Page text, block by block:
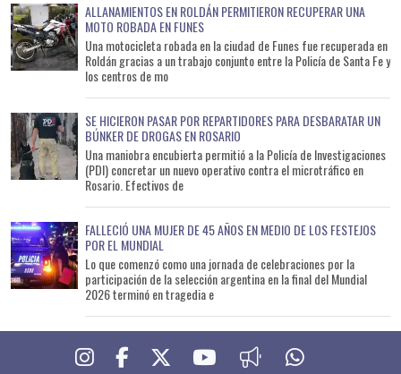
ALLANAMIENTOS EN ROLDÁN PERMITIERON RECUPERAR UNA
MOTO ROBADA EN FUNES
Una motocicleta robada en la ciudad de Funes fue recuperada en
Roldán gracias a un trabajo conjunto entre la Policía de Santa Fe y
los centros de mo
SE HICIERON PASAR POR REPARTIDORES PARA DESBARATAR UN
BÚNKER DE DROGAS EN ROSARIO
Una maniobra encubierta permitió a la Policía de Investigaciones
(PDI) concretar un nuevo operativo contra el microtráfico en
Rosario. Efectivos de
FALLECIÓ UNA MUJER DE 45 AÑOS EN MEDIO DE LOS FESTEJOS
POR EL MUNDIAL
Lo que comenzó como una jornada de celebraciones por la
participación de la selección argentina en la final del Mundial
2026 terminó en tragedia e